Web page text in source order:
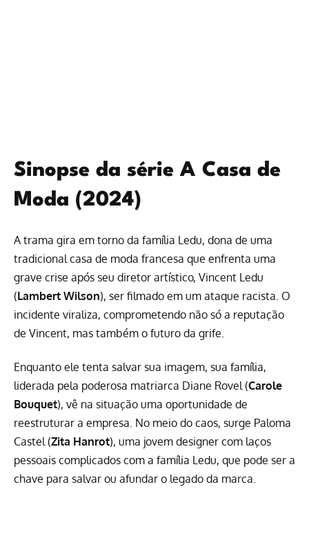
Sinopse da série A Casa de
Moda (2024)
A trama gira em torno da família Ledu, dona de uma
tradicional casa de moda francesa que enfrenta uma
grave crise após seu diretor artístico, Vincent Ledu
(Lambert Wilson), ser filmado em um ataque racista. O
incidente viraliza, comprometendo não só a reputação
de Vincent, mas também o futuro da grife.
Enquanto ele tenta salvar sua imagem, sua família,
liderada pela poderosa matriarca Diane Rovel (Carole
Bouquet), vê na situação uma oportunidade de
reestruturar a empresa. No meio do caos, surge Paloma
Castel (Zita Hanrot), uma jovem designer com laços
pessoais complicados com a família Ledu, que pode ser a
chave para salvar ou afundar o legado da marca.